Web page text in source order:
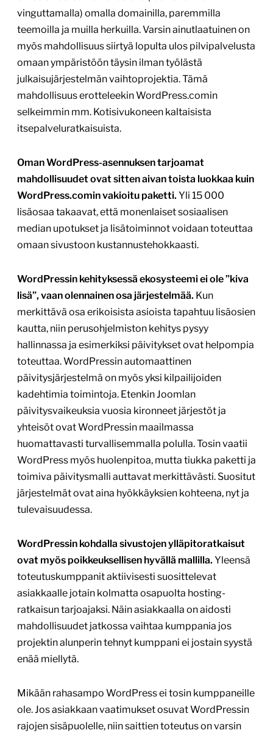
vinguttamalla) omalla domainilla, paremmilla
teemoilla ja muilla herkuilla. Varsin ainutlaatuinen on
myös mahdollisuus siirtyä lopulta ulos pilvipalvelusta
omaan ympäristöön täysin ilman työlästä
julkaisujärjestelmän vaihtoprojektia. Tämä
mahdollisuus erotteleekin WordPress.comin
selkeimmin mm. Kotisivukoneen kaltaisista
itsepalveluratkaisuista.
Oman WordPress-asennuksen tarjoamat
mahdollisuudet ovat sitten aivan toista luokkaa kuin
WordPress.comin vakioitu paketti. Yli 15 000
lisäosaa takaavat, että monenlaiset sosiaalisen
median upotukset ja lisätoiminnot voidaan toteuttaa
omaan sivustoon kustannustehokkaasti.
WordPressin kehityksessä ekosysteemi ei ole ”kiva
lisä”, vaan olennainen osa järjestelmää. Kun
merkittävä osa erikoisista asioista tapahtuu lisäosien
kautta, niin perusohjelmiston kehitys pysyy
hallinnassa ja esimerkiksi päivitykset ovat helpompia
toteuttaa. WordPressin automaattinen
päivitysjärjestelmä on myös yksi kilpailijoiden
kadehtimia toimintoja. Etenkin Joomlan
päivitysvaikeuksia vuosia kironneet järjestöt ja
yhteisöt ovat WordPressin maailmassa
huomattavasti turvallisemmalla polulla. Tosin vaatii
WordPress myös huolenpitoa, mutta tiukka paketti ja
toimiva päivitysmalli auttavat merkittävästi. Suositut
järjestelmät ovat aina hyökkäyksien kohteena, nyt ja
tulevaisuudessa.
WordPressin kohdalla sivustojen ylläpitoratkaisut
ovat myös poikkeuksellisen hyvällä mallilla. Yleensä
toteutuskumppanit aktiivisesti suosittelevat
asiakkaalle jotain kolmatta osapuolta hosting-
ratkaisun tarjoajaksi. Näin asiakkaalla on aidosti
mahdollisuudet jatkossa vaihtaa kumppania jos
projektin alunperin tehnyt kumppani ei jostain syystä
enää miellytä.
Mikään rahasampo WordPress ei tosin kumppaneille
ole. Jos asiakkaan vaatimukset osuvat WordPressin
rajojen sisäpuolelle, niin saittien toteutus on varsin